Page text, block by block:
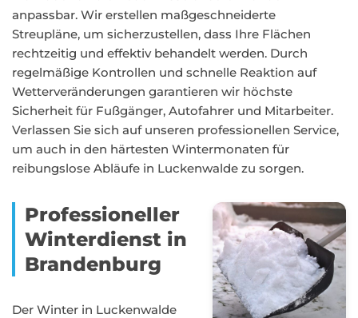
anpassbar. Wir erstellen maßgeschneiderte
Streupläne, um sicherzustellen, dass Ihre Flächen
rechtzeitig und effektiv behandelt werden. Durch
regelmäßige Kontrollen und schnelle Reaktion auf
Wetterveränderungen garantieren wir höchste
Sicherheit für Fußgänger, Autofahrer und Mitarbeiter.
Verlassen Sie sich auf unseren professionellen Service,
um auch in den härtesten Wintermonaten für
reibungslose Abläufe in Luckenwalde zu sorgen.
Professioneller
Winterdienst in
Brandenburg
Der Winter in Luckenwalde